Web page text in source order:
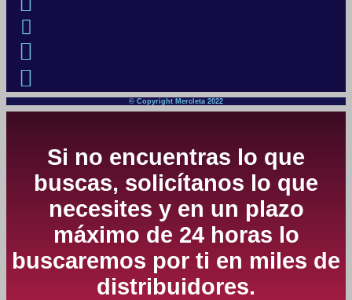
© Copyright Mercleta 2022
Si no encuentras lo que
buscas, solicítanos lo que
necesites y en un plazo
máximo de 24 horas lo
buscaremos por ti en miles de
distribuidores.